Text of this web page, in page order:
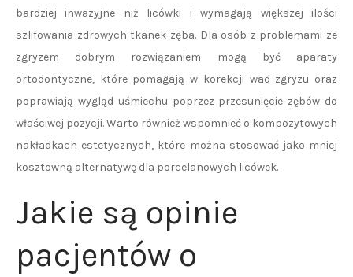
bardziej inwazyjne niż licówki i wymagają większej ilości
szlifowania zdrowych tkanek zęba. Dla osób z problemami ze
zgryzem dobrym rozwiązaniem mogą być aparaty
ortodontyczne, które pomagają w korekcji wad zgryzu oraz
poprawiają wygląd uśmiechu poprzez przesunięcie zębów do
właściwej pozycji. Warto również wspomnieć o kompozytowych
nakładkach estetycznych, które można stosować jako mniej
kosztowną alternatywę dla porcelanowych licówek.
Jakie są opinie
pacjentów o